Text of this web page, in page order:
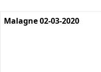
Malagne 02-03-2020